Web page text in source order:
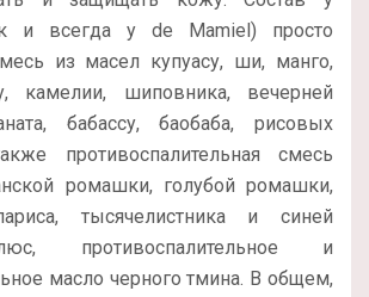
и всегда у de Mamiel) просто
из масел купуасу, ши, манго,
камелии, шиповника, вечерней
бабассу, баобаба, рисовых
противоспалительная смесь
ромашки, голубой ромашки,
тысячелистника и синей
противоспалительное и
масло черного тмина. В общем,